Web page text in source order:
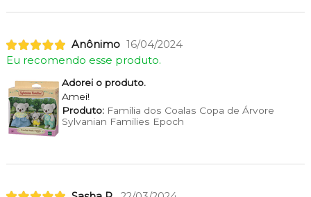
Anônimo 16/04/2024
Eu recomendo esse produto.
Adorei o produto.
Amei!
Produto:Família dos Coalas Copa de Árvore
Sylvanian Families Epoch